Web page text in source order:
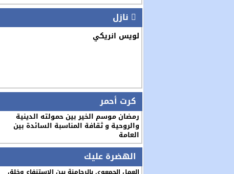
نازل
لويس انريكي
كرت أحمر
رمضان موسم الخير بين حمولته الدينية
والروحية و ثقافة المناسبة السائدة بين
العامة
الهضرة عليك